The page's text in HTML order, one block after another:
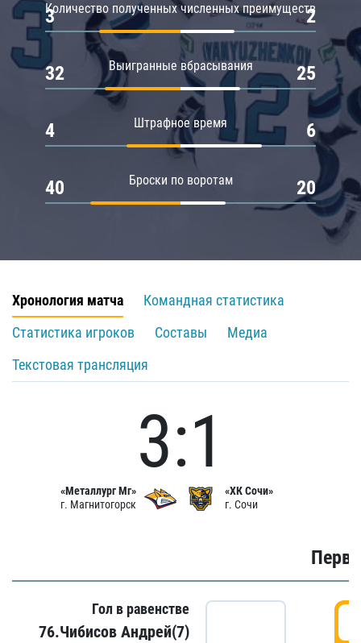
Количество полученных численных преимуществ
3 2
Выигранные вбрасывания
32 25
Штрафное время
4 6
Броски по воротам
40 20
Хронология матча
Командная статистика
Статистика игроков
Составы
Медиа
Текстовая трансляция
«Металлург Мг»
г. Магнитогорск
3:1
«ХК Сочи»
г. Сочи
Гол в равенстве
76.Чибисов Андрей(7)